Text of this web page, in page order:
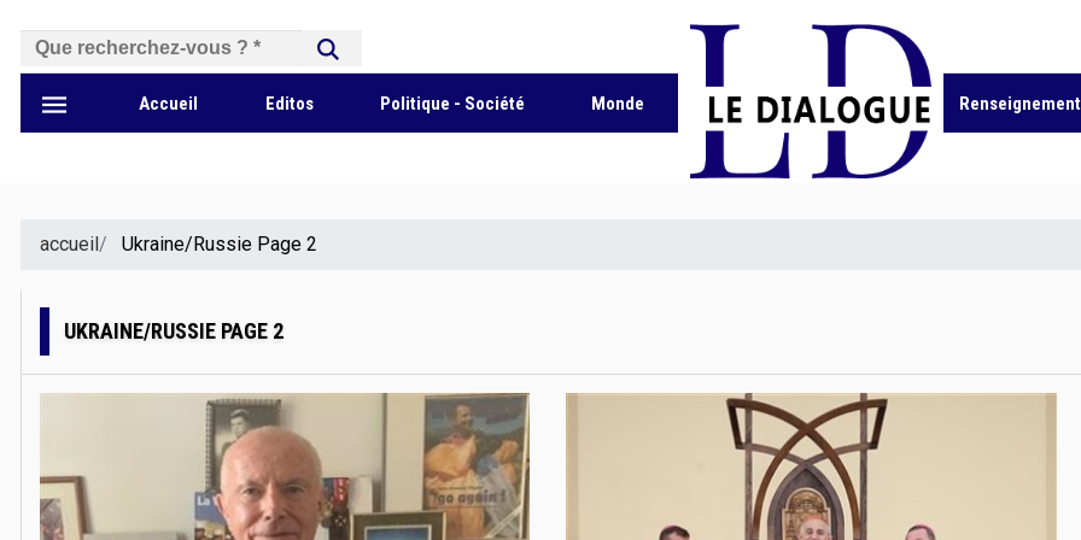
بحث
Accueil Editos Politique - Société Monde
accueil Ukraine/Russie Page 2
UKRAINE/RUSSIE PAGE 2